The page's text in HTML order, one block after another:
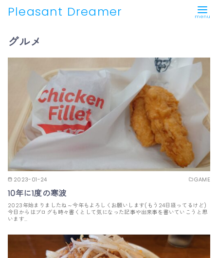
Pleasant Dreamer
グルメ
2023-01-24 GAME
10年に1度の寒波
2023年始まりましたね～今年もよろしくお願いします(もう24日経ってるけど)
今日からはブログも時々書くとして気になった記事や出来事を書いていこうと思
います…